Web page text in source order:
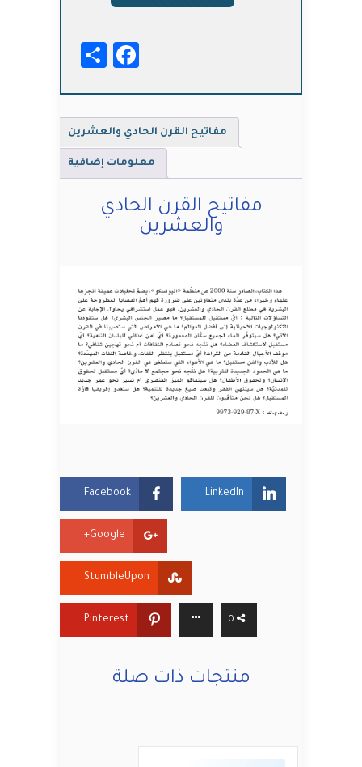
Facebook
مفاتيح القرن الحادي والعشرين
معلومات إضافية
مفاتيح القرن الحادي
والعشرين
Facebook LinkedIn
Google+
StumbleUpon
Pinterest 0
منتجات ذات صلة